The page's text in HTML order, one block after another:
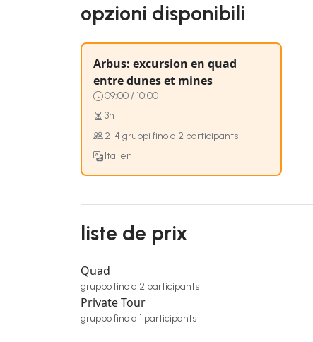
opzioni disponibili
Arbus: excursion en quad
entre dunes et mines
09:00 / 10:00
3h
2-4 gruppi fino a 2 participants
Italien
liste de prix
Quad
gruppo fino a 2 participants
Private Tour
gruppo fino a 1 participants